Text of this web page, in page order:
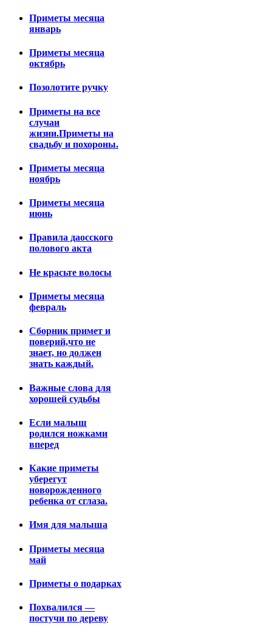
Приметы месяца
январь
Приметы месяца
октябрь
Позолотите ручку
Приметы на все
случаи
жизни.Приметы на
свадьбу и похороны.
Приметы месяца
ноябрь
Приметы месяца
июнь
Правила даосского
полового акта
Не красьте волосы
Приметы месяца
февраль
Сборник примет и
поверий,что не
знает, но должен
знать каждый.
Важные слова для
хорошей судьбы
Если малыш
родился ножками
вперед
Какие приметы
уберегут
новорожденного
ребенка от сглаза.
Имя для малыша
Приметы месяца
май
Приметы о подарках
Похвалился —
постучи по дереву